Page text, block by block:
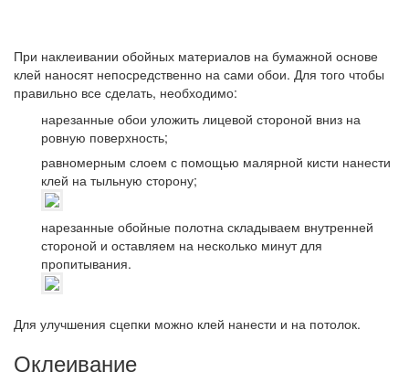
При наклеивании обойных материалов на бумажной основе
клей наносят непосредственно на сами обои. Для того чтобы
правильно все сделать, необходимо:
нарезанные обои уложить лицевой стороной вниз на
ровную поверхность;
равномерным слоем с помощью малярной кисти нанести
клей на тыльную сторону;
нарезанные обойные полотна складываем внутренней
стороной и оставляем на несколько минут для
пропитывания.
Для улучшения сцепки можно клей нанести и на потолок.
Оклеивание